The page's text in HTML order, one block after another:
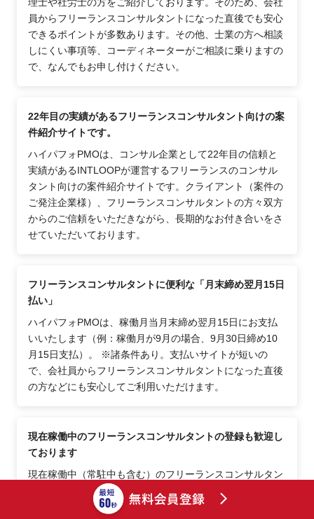
理士や社労士の方をご紹介しております。そのため、会社
員からフリーランスコンサルタントになった直後でも安心
できるポイントが多数あります。その他、士業の方へ相談
しにくい事項等、コーディネーターがご相談に乗りますの
で、なんでもお申し付けください。
22年目の実績があるフリーランスコンサルタント向けの案
件紹介サイトです。
ハイパフォPMOは、コンサル企業として22年目の信頼と
実績があるINTLOOPが運営するフリーランスのコンサル
タント向けの案件紹介サイトです。クライアント（案件の
ご発注企業様）、フリーランスコンサルタントの方々双方
からのご信頼をいただきながら、長期的なお付き合いをさ
せていただいております。
フリーランスコンサルタントに便利な「月末締め翌月15日
払い」
ハイパフォPMOは、稼働月当月末締め翌月15日にお支払
いいたします（例：稼働月が9月の場合、9月30日締め10
月15日支払）。 ※諸条件あり。支払いサイトが短いの
で、会社員からフリーランスコンサルタントになった直後
の方などにも安心してご利用いただけます。
現在稼働中のフリーランスコンサルタントの登録も歓迎し
ております
現在稼働中（常駐中も含む）のフリーランスコンサルタン
トの方や会社員として企業に在籍中のコンサルタントで独
立を検討中の方でも、案件紹介を受けたいときにタイムリ